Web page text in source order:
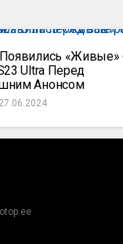
«живые»
Ultra Перед
Анонсом
27.06.2024